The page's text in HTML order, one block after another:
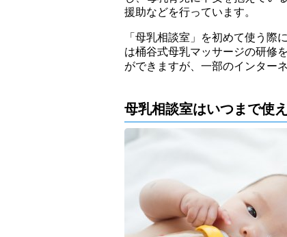
援助などを行っています。
「母乳相談室」を初めて使う際
は桶谷式母乳マッサージの研修
ができますが、一部のインター
母乳相談室はいつまで使